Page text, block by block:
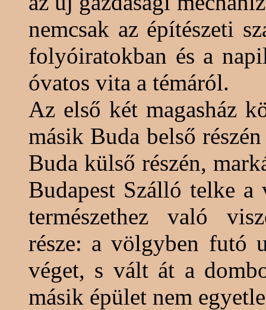
nemcsak az építészeti
folyóiratokban és a
óvatos vita a témáról.
Az első két magasház
másik Buda belső
Buda külső részén,
Budapest Szálló telke a
természethez való
része: a völgyben futó
véget, s vált át a
másik épület nem